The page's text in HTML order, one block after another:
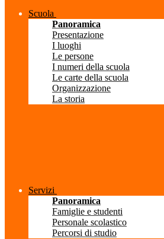
Scuola
Panoramica
Presentazione
I luoghi
Le persone
I numeri della scuola
Le carte della scuola
Organizzazione
La storia
Servizi
Panoramica
Famiglie e studenti
Personale scolastico
Percorsi di studio